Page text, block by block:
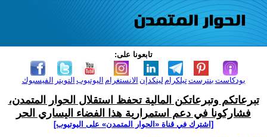
تابعونا على:
الفيسبوك التويتر اليوتيوب الانستغرام لينكدإن تيلكرامبنترست بودكاست
تبرعاتكم وتبرعاتكن المالية تحفظ استقلال الحوار المتمدن،
فشاركونا في دعم استمرارية هذا الفضاء اليساري الحر
[اشترك في قناة ‫«الحوار المتمدن» على اليوتيوب]